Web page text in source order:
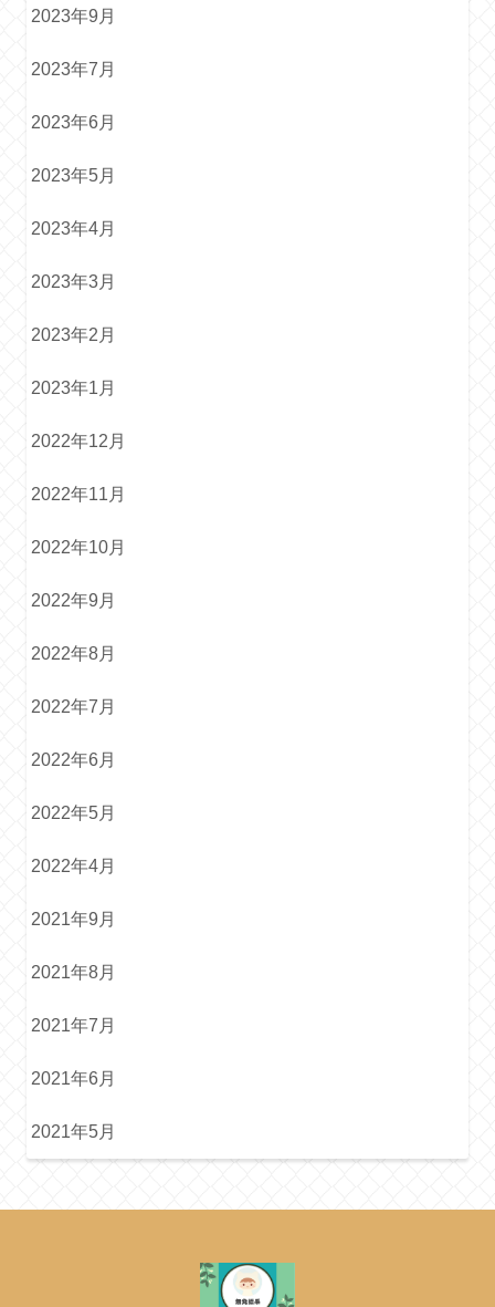
2023年9月
2023年7月
2023年6月
2023年5月
2023年4月
2023年3月
2023年2月
2023年1月
2022年12月
2022年11月
2022年10月
2022年9月
2022年8月
2022年7月
2022年6月
2022年5月
2022年4月
2021年9月
2021年8月
2021年7月
2021年6月
2021年5月